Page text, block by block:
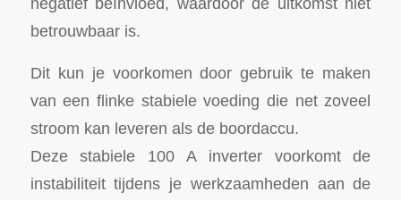
betrouwbaar is.
Dit kun je voorkomen door gebruik te maken
van een flinke stabiele voeding die net zoveel
stroom kan leveren als de boordaccu.
Deze stabiele 100 A inverter voorkomt de
instabiliteit tijdens je werkzaamheden aan de